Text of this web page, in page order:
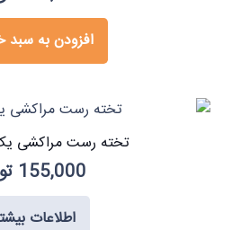
افزودن به سبد
تخته رست مراکشی
155,000
اطلاعات